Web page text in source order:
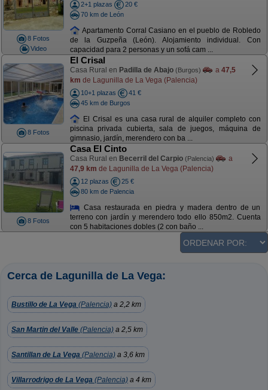
8 Fotos
Video
2+1 plazas
20 €
70 km de León
Apartamento Corral Casiano en el pueblo de Robledo
de la Guzpeña (León). Alojamiento individual. Con
capacidad para 2 personas y un sofá cam ...
8 Fotos
El Crisal
Casa Rural en Padilla de Abajo (Burgos) a 47,5
km de Lagunilla de La Vega (Palencia)
10+1 plazas
41 €
45 km de Burgos
El Crisal es una casa rural de alquiler completo con
piscina privada cubierta, sala de juegos, máquina de
gimnasio, jardín, merendero con ba ...
8 Fotos
Casa El Cinto
Casa Rural en Becerril del Carpio (Palencia)
a
47,9 km de Lagunilla de La Vega (Palencia)
12 plazas
25 €
80 km de Palencia
Casa restaurada en piedra y madera dentro de un
terreno con jardín y merendero todo ello 850m2. Cuenta
con 5 habitaciones dobles (2 con baño ...
Cerca de Lagunilla de La Vega:
Bustillo de La Vega (Palencia) a 2,2 km
San Martin del Valle (Palencia) a 2,5 km
Santillan de La Vega (Palencia) a 3,6 km
Villarrodrigo de La Vega (Palencia) a 4 km